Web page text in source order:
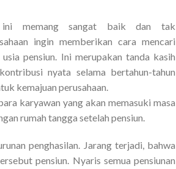
ini memang sangat baik dan tak
ingin memberikan cara mencari
pensiun. Ini merupakan tanda kasih
nyata selama bertahun-tahun
kemajuan perusahaan.
karyawan yang akan memasuki masa
rumah tangga setelah pensiun.
penghasilan. Jarang terjadi, bahwa
pensiun. Nyaris semua pensiunan